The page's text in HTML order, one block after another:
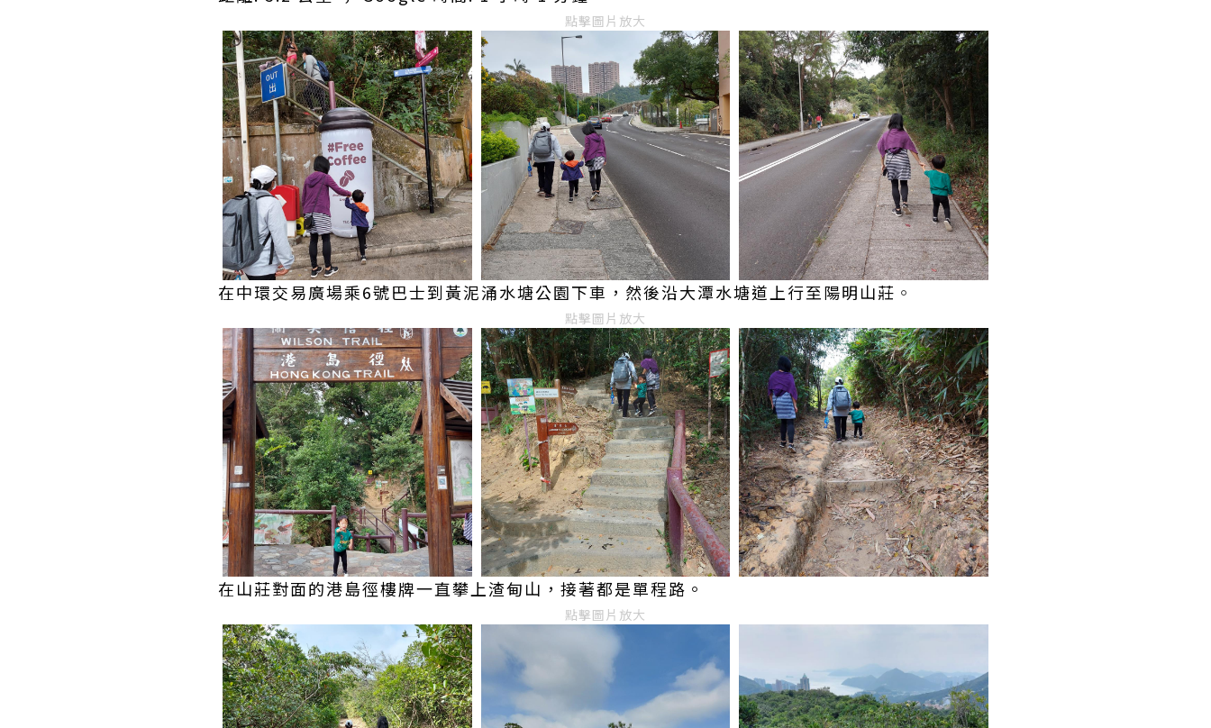
點擊圖片放大
在中環交易廣場乘6號巴士到黃泥涌水塘公園下車，然後沿大潭水塘道上行至陽明山莊 。
點擊圖片放大
在山莊對面的港島徑樓牌一直攀上渣甸山，接著都是單程路。
點擊圖片放大